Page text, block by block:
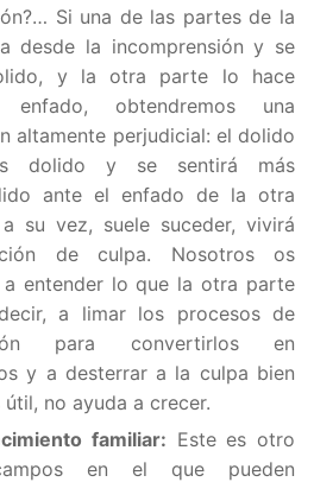
Si una de las partes de la
desde la incomprensión y se
y la otra parte lo hace
obtendremos una
altamente perjudicial: el dolido
dolido y se sentirá más
ante el enfado de la otra
su vez, suele suceder, vivirá
de culpa. Nosotros os
a entender lo que la otra parte
a limar los procesos de
para convertirlos en
y a desterrar a la culpa bien
útil, no ayuda a crecer.
familiar: Este es otro
en el que pueden